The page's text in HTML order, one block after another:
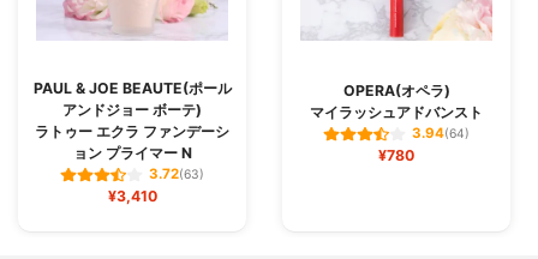
PAUL & JOE BEAUTE(ポール
アンドジョー ボーテ)
ラトゥー エクラ ファンデーシ
ョン プライマー N
3.72(63)
¥3,410
OPERA(オペラ)
マイラッシュアドバンスト
3.94(64)
¥780